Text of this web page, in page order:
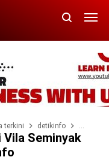
terkini detikinfo
Vila Seminyak